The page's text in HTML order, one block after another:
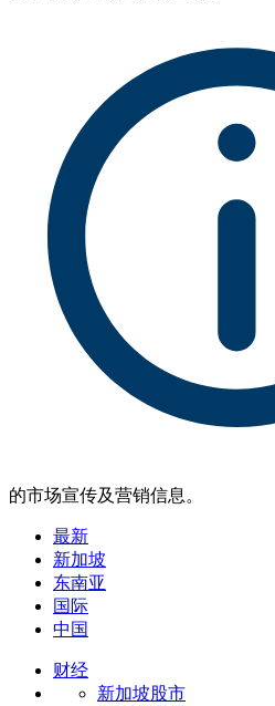
的市场宣传及营销信息。
最新
新加坡
东南亚
国际
中国
财经
新加坡股市